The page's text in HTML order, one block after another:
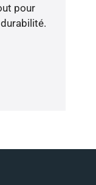
pour